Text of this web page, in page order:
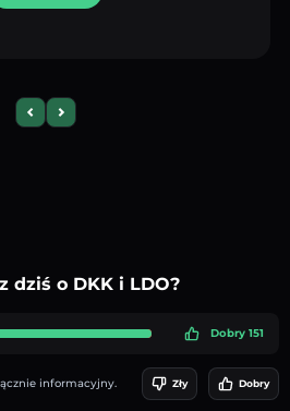
Previous slide
Next slide
dziś o DKK i LDO?
Dobry 151
informacyjny. Zły Dobry